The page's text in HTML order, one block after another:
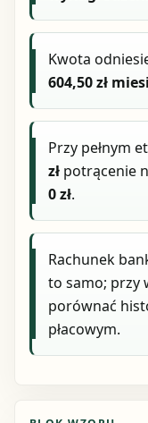
Kwota
604,50 zł
Przy pełnym
zł potrącenie
0 zł.
Rachunek
to samo; przy
porównać
płacowym.